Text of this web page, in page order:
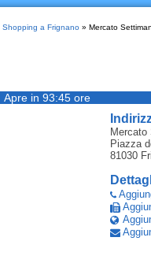
Shopping a Frignano» Mercato
Apre in 93:45 ore
Mercato
Piazza
81030